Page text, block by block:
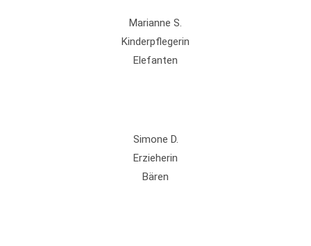
Marianne S.
Kinderpflegerin
Elefanten
Simone D.
Erzieherin
Bären